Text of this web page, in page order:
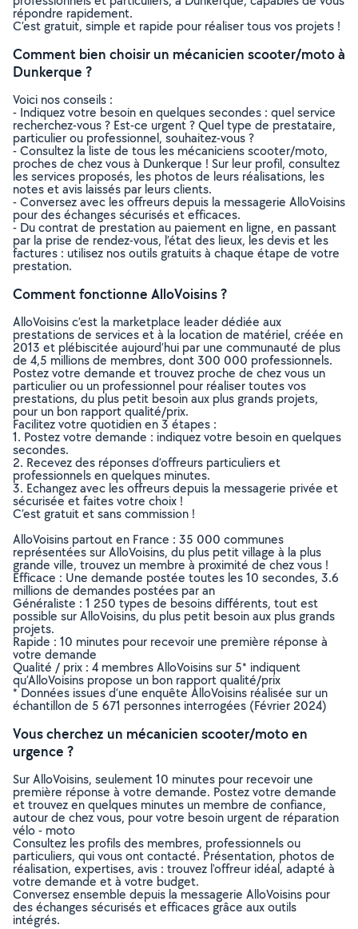
répondre rapidement.
C’est gratuit, simple et rapide pour réaliser tous vos projets !
Comment bien choisir un mécanicien scooter/moto à
Dunkerque ?
Voici nos conseils :
- Indiquez votre besoin en quelques secondes : quel service
recherchez-vous ? Est-ce urgent ? Quel type de prestataire,
particulier ou professionnel, souhaitez-vous ?
- Consultez la liste de tous les mécaniciens scooter/moto,
proches de chez vous à Dunkerque ! Sur leur profil, consultez
les services proposés, les photos de leurs réalisations, les
notes et avis laissés par leurs clients.
- Conversez avec les offreurs depuis la messagerie AlloVoisins
pour des échanges sécurisés et efficaces.
- Du contrat de prestation au paiement en ligne, en passant
par la prise de rendez-vous, l’état des lieux, les devis et les
factures : utilisez nos outils gratuits à chaque étape de votre
prestation.
Comment fonctionne AlloVoisins ?
AlloVoisins c’est la marketplace leader dédiée aux
prestations de services et à la location de matériel, créée en
2013 et plébiscitée aujourd’hui par une communauté de plus
de 4,5 millions de membres, dont 300 000 professionnels.
Postez votre demande et trouvez proche de chez vous un
particulier ou un professionnel pour réaliser toutes vos
prestations, du plus petit besoin aux plus grands projets,
pour un bon rapport qualité/prix.
Facilitez votre quotidien en 3 étapes :
1. Postez votre demande : indiquez votre besoin en quelques
secondes.
2. Recevez des réponses d’offreurs particuliers et
professionnels en quelques minutes.
3. Echangez avec les offreurs depuis la messagerie privée et
sécurisée et faites votre choix !
C’est gratuit et sans commission !
AlloVoisins partout en France : 35 000 communes
représentées sur AlloVoisins, du plus petit village à la plus
grande ville, trouvez un membre à proximité de chez vous !
Efficace : Une demande postée toutes les 10 secondes, 3.6
millions de demandes postées par an
Généraliste : 1 250 types de besoins différents, tout est
possible sur AlloVoisins, du plus petit besoin aux plus grands
projets.
Rapide : 10 minutes pour recevoir une première réponse à
votre demande
Qualité / prix : 4 membres AlloVoisins sur 5* indiquent
qu’AlloVoisins propose un bon rapport qualité/prix
* Données issues d’une enquête AlloVoisins réalisée sur un
échantillon de 5 671 personnes interrogées (Février 2024)
Vous cherchez un mécanicien scooter/moto en
urgence ?
Sur AlloVoisins, seulement 10 minutes pour recevoir une
première réponse à votre demande. Postez votre demande
et trouvez en quelques minutes un membre de confiance,
autour de chez vous, pour votre besoin urgent de réparation
vélo - moto
Consultez les profils des membres, professionnels ou
particuliers, qui vous ont contacté. Présentation, photos de
réalisation, expertises, avis : trouvez l'offreur idéal, adapté à
votre demande et à votre budget.
Conversez ensemble depuis la messagerie AlloVoisins pour
des échanges sécurisés et efficaces grâce aux outils
intégrés.